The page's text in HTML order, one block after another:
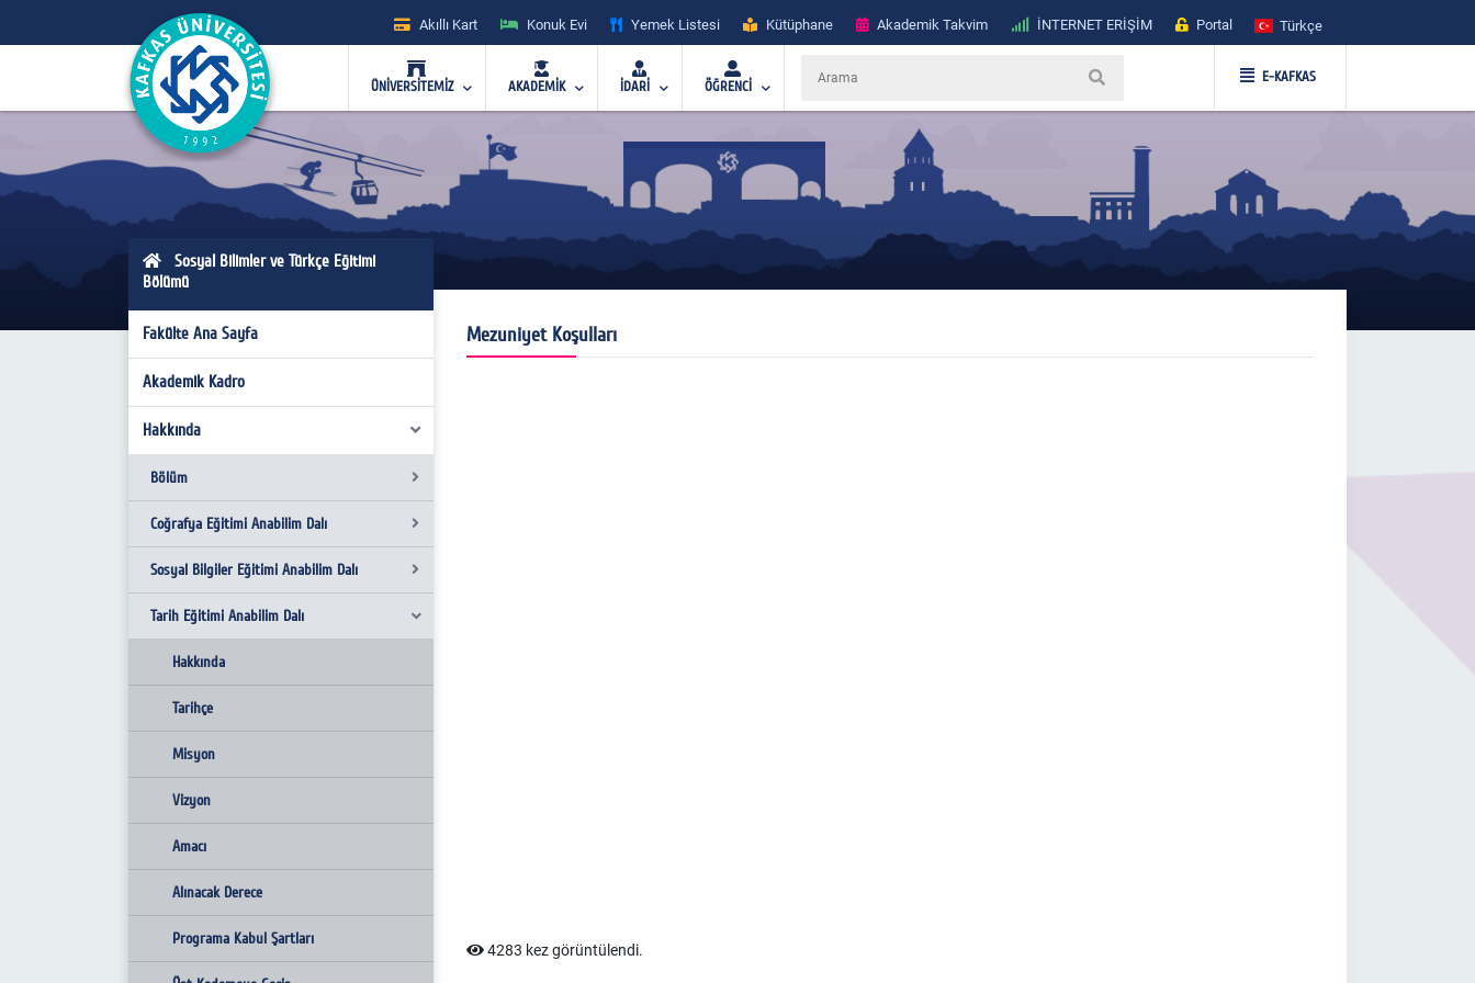
Akıllı Kart Konuk Evi Yemek Listesi Kütüphane Akademik Takvim İNTERNET ERİŞİM Portal Türkçe
ÜNİVERSİTEMİZ AKADEMİK İDARİ ÖĞRENCİ
E-KAFKAS
Sosyal Bilimler ve Türkçe Eğitimi
Bölümü
Fakülte Ana Sayfa
Akademik Kadro
Hakkında
Bölüm
Misyon ve Vizyon
Hakkında
Tarihçe
Amacı
Coğrafya Eğitimi Anabilim Dalı
Hakkında
Tarihçe
Misyon
Vizyon
Amacı
Alınacak Derece
Programa Kabul Şartları
Üst Kademeye Geçiş
Mezuniyet Koşulları
Sosyal Bilgiler Eğitimi Anabilim Dalı
Hakkında
Tarihçe
Misyon
Vizyon
Amacı
Alınacak Derece
Programa Kabul Şartları
Üst Kademeye Geçiş
Tarih Eğitimi Anabilim Dalı
Hakkında
Tarihçe
Misyon
Vizyon
Amacı
Alınacak Derece
Programa Kabul Şartları
Mezuniyet Koşulları
4283 kez görüntülendi.